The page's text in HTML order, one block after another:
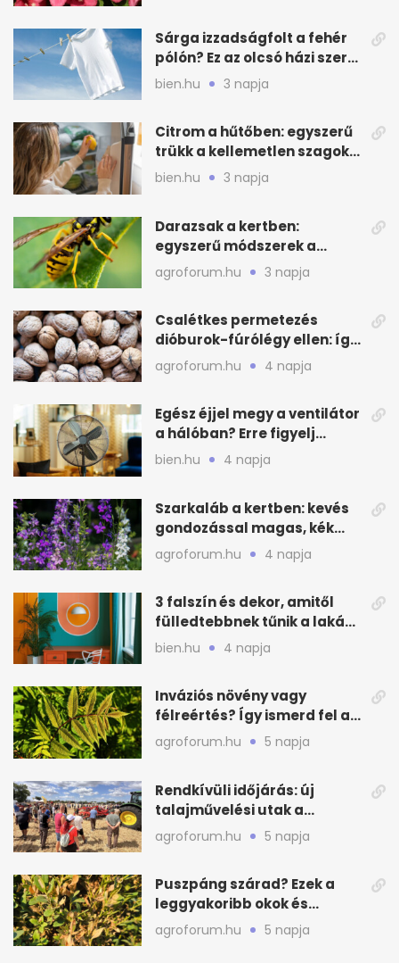
Sárga izzadságfolt a fehér
pólón? Ez az olcsó házi szer
beválhat
bien.hu 3 napja
Citrom a hűtőben: egyszerű
trükk a kellemetlen szagok
ellen
bien.hu 3 napja
Darazsak a kertben:
egyszerű módszerek a
távoltartásukra nyáron
agroforum.hu 3 napja
Csalétkes permetezés
dióburok-fúrólégy ellen: így
csináld a kertben
agroforum.hu 4 napja
Egész éjjel megy a ventilátor
a hálóban? Erre figyelj
alvásnál nyáron
bien.hu 4 napja
Szarkaláb a kertben: kevés
gondozással magas, kék
virágfalat ad
agroforum.hu 4 napja
3 falszín és dekor, amitől
fülledtebbnek tűnik a lakás
nyáron
bien.hu 4 napja
Inváziós növény vagy
félreértés? Így ismerd fel a
valódi kockázatot
agroforum.hu 5 napja
Rendkívüli időjárás: új
talajművelési utak a
gazdáknak
agroforum.hu 5 napja
Puszpáng szárad? Ezek a
leggyakoribb okok és
teendők
agroforum.hu 5 napja